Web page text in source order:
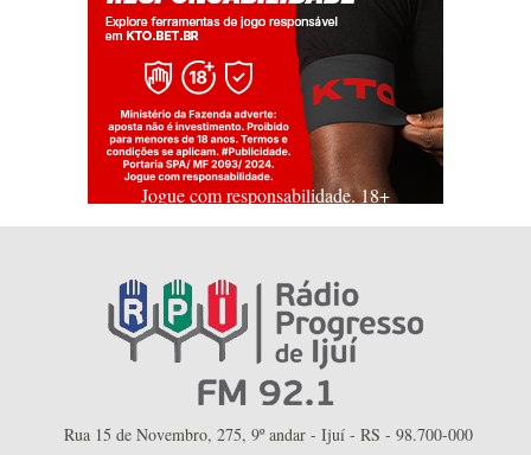
Jogue com responsabilidade. 18+
Rua 15 de Novembro, 275, 9º andar - Ijuí - RS - 98.700-000